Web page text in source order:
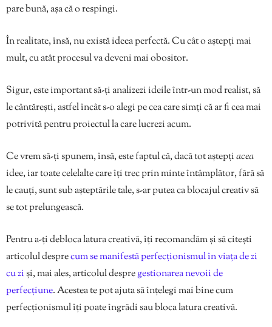
pare bună, așa că o respingi.
În realitate, însă, nu există ideea perfectă. Cu cât o aștepți mai
mult, cu atât procesul va deveni mai obositor.
Sigur, este important să-ți analizezi ideile într-un mod realist, să
le cântărești, astfel încât s-o alegi pe cea care simți că ar fi cea mai
potrivită pentru proiectul la care lucrezi acum.
Ce vrem să-ți spunem, însă, este faptul că, dacă tot aștepțiacea
idee, iar toate celelalte care îți trec prin minte întâmplător, fără să
le cauți, sunt sub așteptările tale, s-ar putea ca blocajul creativ să
se tot prelungească.
Pentru a-ți debloca latura creativă, îți recomandăm și să citești
articolul desprecum se manifestă perfecționismul în viața de zi
cu ziși, mai ales, articolul despregestionarea nevoii de
perfecțiune. Acestea te pot ajuta să înțelegi mai bine cum
perfecționismul îți poate îngrădi sau bloca latura creativă.